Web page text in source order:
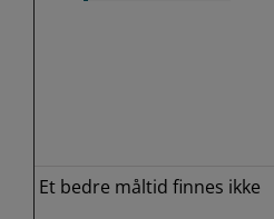
Et bedre måltid finnes ikke